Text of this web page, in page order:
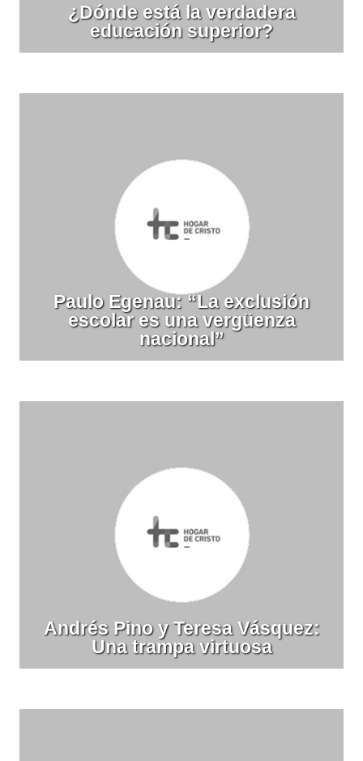
¿Dónde está la verdadera
educación superior?
Paulo Egenau: “La exclusión
escolar es una vergüenza
nacional”
Andrés Pino y Teresa Vásquez:
Una trampa virtuosa